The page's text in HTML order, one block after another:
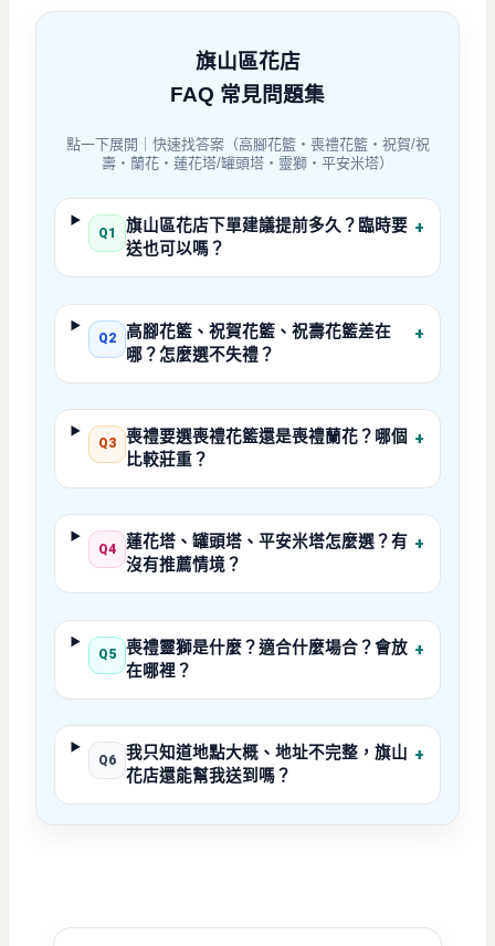
旗山區花店
FAQ 常見問題集
點一下展開｜快速找答案（高腳花籃・喪禮花籃・祝賀/祝
壽・蘭花・蓮花塔/罐頭塔・靈獅・平安米塔）
Q1
旗山區花店下單建議提前多久？臨時要
送也可以嗎？
+
Q2
高腳花籃、祝賀花籃、祝壽花籃差在
哪？怎麼選不失禮？
+
Q3
喪禮要選喪禮花籃還是喪禮蘭花？哪個
比較莊重？
+
Q4
蓮花塔、罐頭塔、平安米塔怎麼選？有
沒有推薦情境？
+
Q5
喪禮靈獅是什麼？適合什麼場合？會放
在哪裡？
+
Q6
我只知道地點大概、地址不完整，旗山
花店還能幫我送到嗎？
+